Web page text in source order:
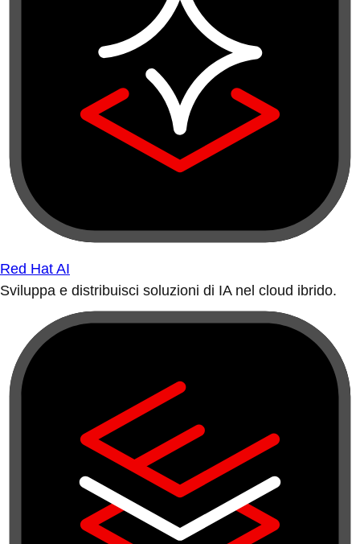
Red Hat AI
Sviluppa e distribuisci soluzioni di IA nel cloud ibrido.